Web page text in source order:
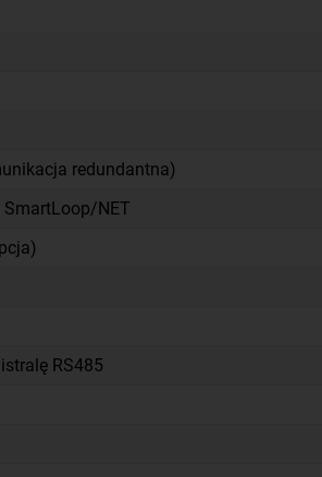
redundantna)
SmartLoop/NET
RS485